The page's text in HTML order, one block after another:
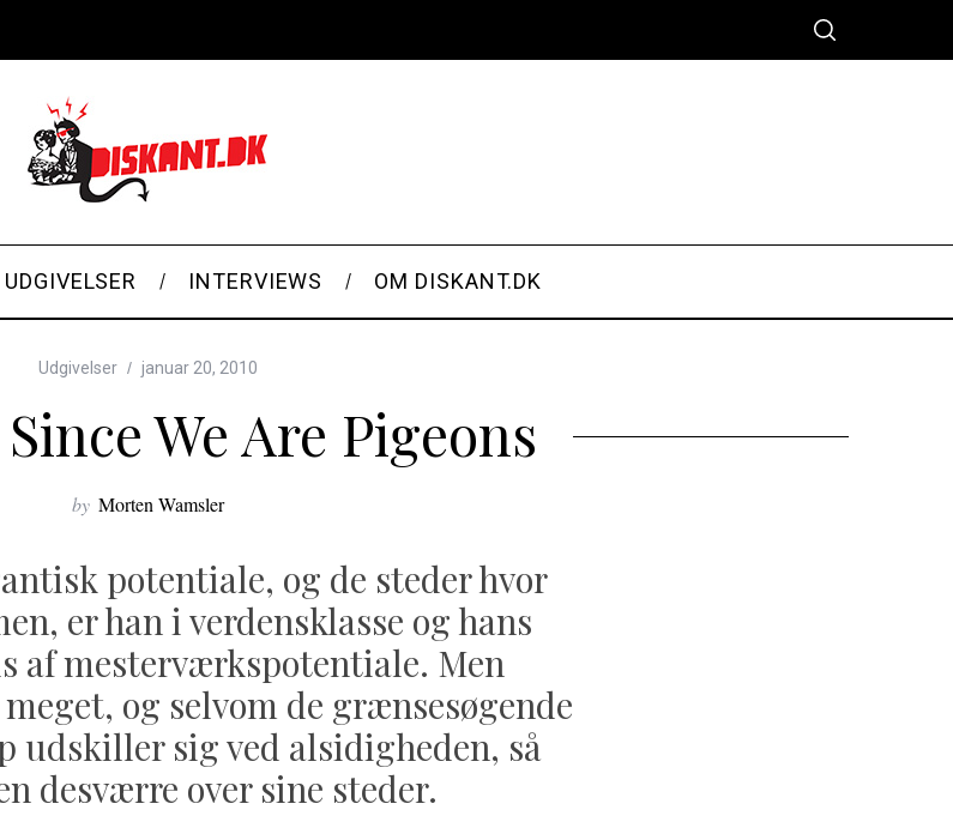
UDGIVELSER INTERVIEWS OM DISKANT.DK
Udgivelser januar 20, 2010
We Are Pigeons
by Morten Wamsler
potentiale, og de steder hvor
er han i verdensklasse og hans
af mesterværkspotentiale. Men
og selvom de grænsesøgende
udskiller sig ved alsidigheden, så
desværre over sine steder.